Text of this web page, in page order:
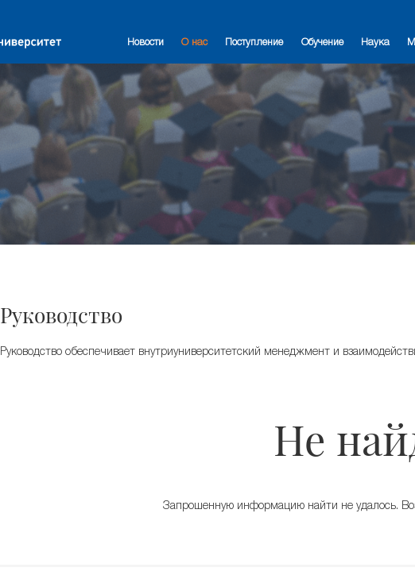
Новости О нас Поступление Обучение Наука
Руководство
Руководство обеспечивает внутриуниверситетский менеджмент и
Не
Запрошенную информацию найти не удалось.